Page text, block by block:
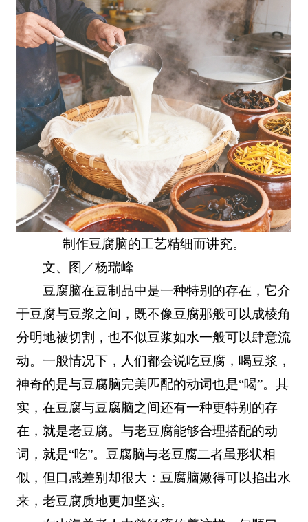
制作豆腐脑的工艺精细而讲究。
文、图／杨瑞峰
豆腐脑在豆制品中是一种特别的存在，它介
于豆腐与豆浆之间，既不像豆腐那般可以成棱角
分明地被切割，也不似豆浆如水一般可以肆意流
动。一般情况下，人们都会说吃豆腐，喝豆浆，
神奇的是与豆腐脑完美匹配的动词也是“喝”。其
实，在豆腐与豆腐脑之间还有一种更特别的存
在，就是老豆腐。与老豆腐能够合理搭配的动
词，就是“吃”。豆腐脑与老豆腐二者虽形状相
似，但口感差别却很大：豆腐脑嫩得可以掐出水
来，老豆腐质地更加坚实。